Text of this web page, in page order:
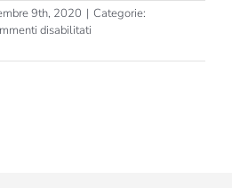
9th, 2020 | Categorie:
disabilitati
Floor